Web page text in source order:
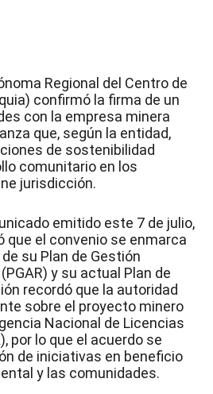
Regional del Centro de
confirmó la firma de un
con la empresa minera
que, según la entidad,
de sostenibilidad
comunitario en los
jurisdicción.
emitido este 7 de julio,
que el convenio se enmarca
su Plan de Gestión
y su actual Plan de
recordó que la autoridad
sobre el proyecto minero
Nacional de Licencias
por lo que el acuerdo se
de iniciativas en beneficio
y las comunidades.